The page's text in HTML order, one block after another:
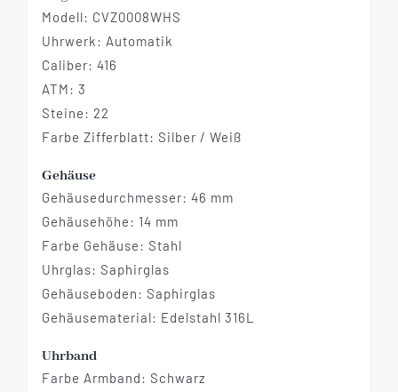
Modell: CVZ0008WHS
Uhrwerk: Automatik
Caliber: 416
ATM: 3
Steine: 22
Farbe Zifferblatt: Silber / Weiß
Gehäuse
Gehäusedurchmesser: 46 mm
Gehäusehöhe: 14 mm
Farbe Gehäuse: Stahl
Uhrglas: Saphirglas
Gehäuseboden: Saphirglas
Gehäusematerial: Edelstahl 316L
Uhrband
Farbe Armband: Schwarz